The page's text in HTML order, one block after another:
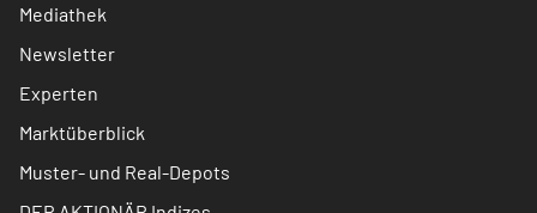
Mediathek
Newsletter
Experten
Marktüberblick
Muster- und Real-Depots